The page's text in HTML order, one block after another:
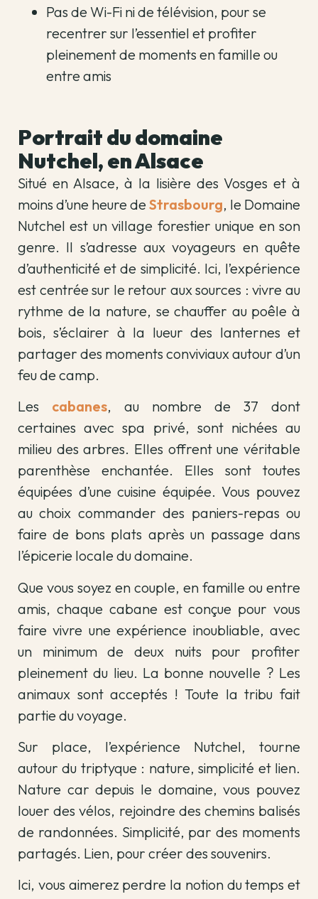
Pas de Wi-Fi ni de télévision, pour se
recentrer sur l’essentiel et profiter
pleinement de moments en famille ou
entre amis
Portrait du domaine
Nutchel, en Alsace
Situé en Alsace, à la lisière des Vosges et à
moins d’une heure deStrasbourg, le Domaine
Nutchel est un village forestier unique en son
genre. Il s’adresse aux voyageurs en quête
d’authenticité et de simplicité. Ici, l’expérience
est centrée sur le retour aux sources : vivre au
rythme de la nature, se chauffer au poêle à
bois, s’éclairer à la lueur des lanternes et
partager des moments conviviaux autour d’un
feu de camp.
Les cabanes, au nombre de 37 dont
certaines avec spa privé, sont nichées au
milieu des arbres. Elles offrent une véritable
parenthèse enchantée. Elles sont toutes
équipées d’une cuisine équipée. Vous pouvez
au choix commander des paniers-repas ou
faire de bons plats après un passage dans
l’épicerie locale du domaine.
Que vous soyez en couple, en famille ou entre
amis, chaque cabane est conçue pour vous
faire vivre une expérience inoubliable, avec
un minimum de deux nuits pour profiter
pleinement du lieu. La bonne nouvelle ? Les
animaux sont acceptés ! Toute la tribu fait
partie du voyage.
Sur place, l’expérience Nutchel, tourne
autour du triptyque : nature, simplicité et lien.
Nature car depuis le domaine, vous pouvez
louer des vélos, rejoindre des chemins balisés
de randonnées. Simplicité, par des moments
partagés. Lien, pour créer des souvenirs.
Ici, vous aimerez perdre la notion du temps et